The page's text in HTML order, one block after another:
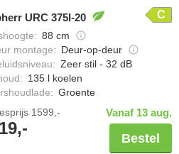
URC 375I-20 C
: 88 cm
montage: Deur-op-deur
: Zeer stil - 32 dB
: 135 l koelen
: Groente
1599,- Vanaf 13 aug.
Bestel